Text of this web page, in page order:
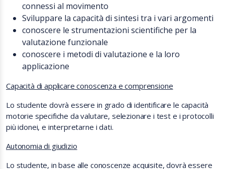
connessi al movimento
Sviluppare la capacità di sintesi tra i vari argomenti
conoscere le strumentazioni scientifiche per la
valutazione funzionale
conoscere i metodi di valutazione e la loro
applicazione
Capacità di applicare conoscenza e comprensione
Lo studente dovrà essere in grado di identificare le capacità
motorie specifiche da valutare, selezionare i test e i protocolli
più idonei, e interpretarne i dati.
Autonomia di giudizio
Lo studente, in base alle conoscenze acquisite, dovrà essere